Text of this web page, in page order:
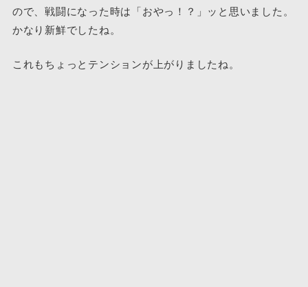
ので、戦闘になった時は「おやっ！？」ッと思いました。
かなり新鮮でしたね。
これもちょっとテンションが上がりましたね。